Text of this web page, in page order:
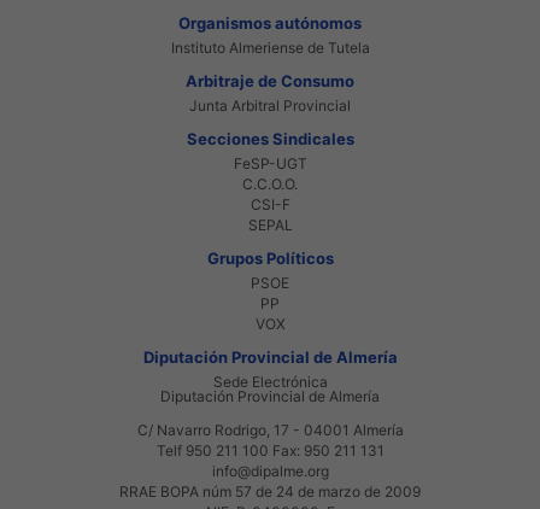
Organismos autónomos
Instituto Almeriense de Tutela
Arbitraje de Consumo
Junta Arbitral Provincial
Secciones Sindicales
FeSP-UGT
C.C.O.O.
CSI-F
SEPAL
Grupos Políticos
PSOE
PP
VOX
Diputación Provincial de Almería
Sede Electrónica
Diputación Provincial de Almería
C/ Navarro Rodrigo, 17 - 04001 Almería
Telf 950 211 100 Fax: 950 211 131
info@dipalme.org
RRAE BOPA núm 57 de 24 de marzo de 2009